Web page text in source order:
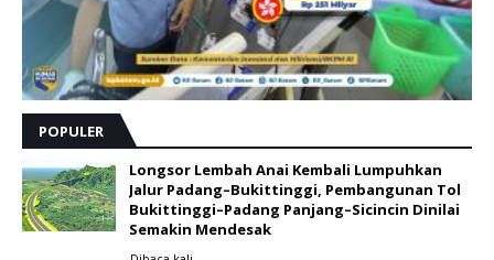
POPULER
Longsor Lembah Anai Kembali Lumpuhkan
Jalur Padang–Bukittinggi, Pembangunan Tol
Bukittinggi–Padang Panjang–Sicincin Dinilai
Semakin Mendesak